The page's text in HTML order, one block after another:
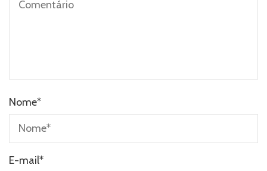
Nome*
E-mail*